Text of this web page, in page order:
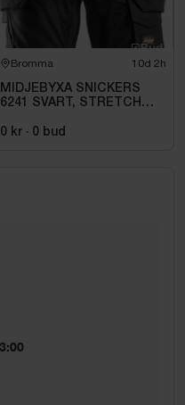
Bromma 10d 2h
MIDJEBYXA SNICKERS
6241 SVART, STRETCH
0 kr · 0 bud